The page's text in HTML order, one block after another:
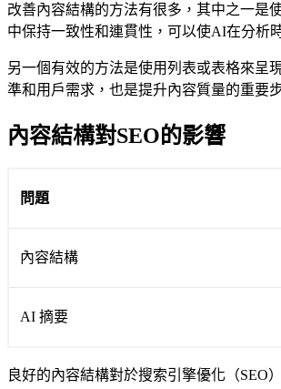
改善內容結構的方法有很多，其中之一是
中保持一致性和連貫性，可以使AI在分析
另一個有效的方法是使用列表或表格來呈
準和用戶需求，也是提升內容質量的重要
內容結構對SEO的影響
問題
內容結構
AI 摘要
良好的內容結構對於搜索引擎優化（